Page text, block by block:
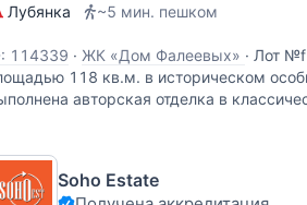
Лубянка
~5 мин. пешком
114339 · ЖК «Дом Фалеевых» · Лот
118 кв.м. в историческом
авторская отделка в
Soho Estate